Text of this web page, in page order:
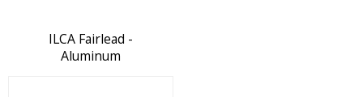
ILCA Fairlead -
Aluminum